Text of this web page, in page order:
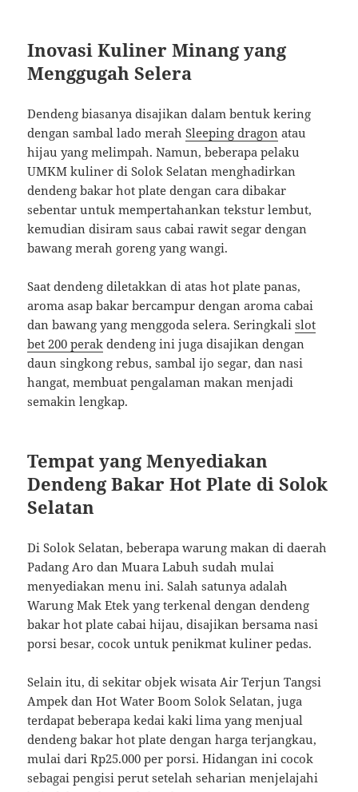
Inovasi Kuliner Minang yang
Menggugah Selera
Dendeng biasanya disajikan dalam bentuk kering
dengan sambal lado merahSleeping dragon atau
hijau yang melimpah. Namun, beberapa pelaku
UMKM kuliner di Solok Selatan menghadirkan
dendeng bakar hot plate dengan cara dibakar
sebentar untuk mempertahankan tekstur lembut,
kemudian disiram saus cabai rawit segar dengan
bawang merah goreng yang wangi.
Saat dendeng diletakkan di atas hot plate panas,
aroma asap bakar bercampur dengan aroma cabai
dan bawang yang menggoda selera. Seringkalislot
bet 200 perak dendeng ini juga disajikan dengan
daun singkong rebus, sambal ijo segar, dan nasi
hangat, membuat pengalaman makan menjadi
semakin lengkap.
Tempat yang Menyediakan
Dendeng Bakar Hot Plate di Solok
Selatan
Di Solok Selatan, beberapa warung makan di daerah
Padang Aro dan Muara Labuh sudah mulai
menyediakan menu ini. Salah satunya adalah
Warung Mak Etek yang terkenal dengan dendeng
bakar hot plate cabai hijau, disajikan bersama nasi
porsi besar, cocok untuk penikmat kuliner pedas.
Selain itu, di sekitar objek wisata Air Terjun Tangsi
Ampek dan Hot Water Boom Solok Selatan, juga
terdapat beberapa kedai kaki lima yang menjual
dendeng bakar hot plate dengan harga terjangkau,
mulai dari Rp25.000 per porsi. Hidangan ini cocok
sebagai pengisi perut setelah seharian menjelajahi